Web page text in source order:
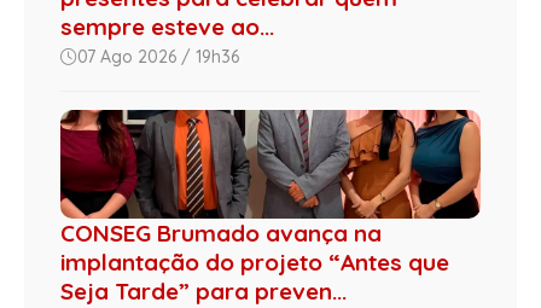
sempre esteve ao...
07 Ago 2026 / 19h36
CONSEG Brumado avança na
implantação do projeto “Antes que
Seja Tarde” para preven...